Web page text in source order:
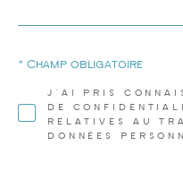
J'AI PRIS
DE
RELATIVES AU
DONNÉES
* Champ obligatoire